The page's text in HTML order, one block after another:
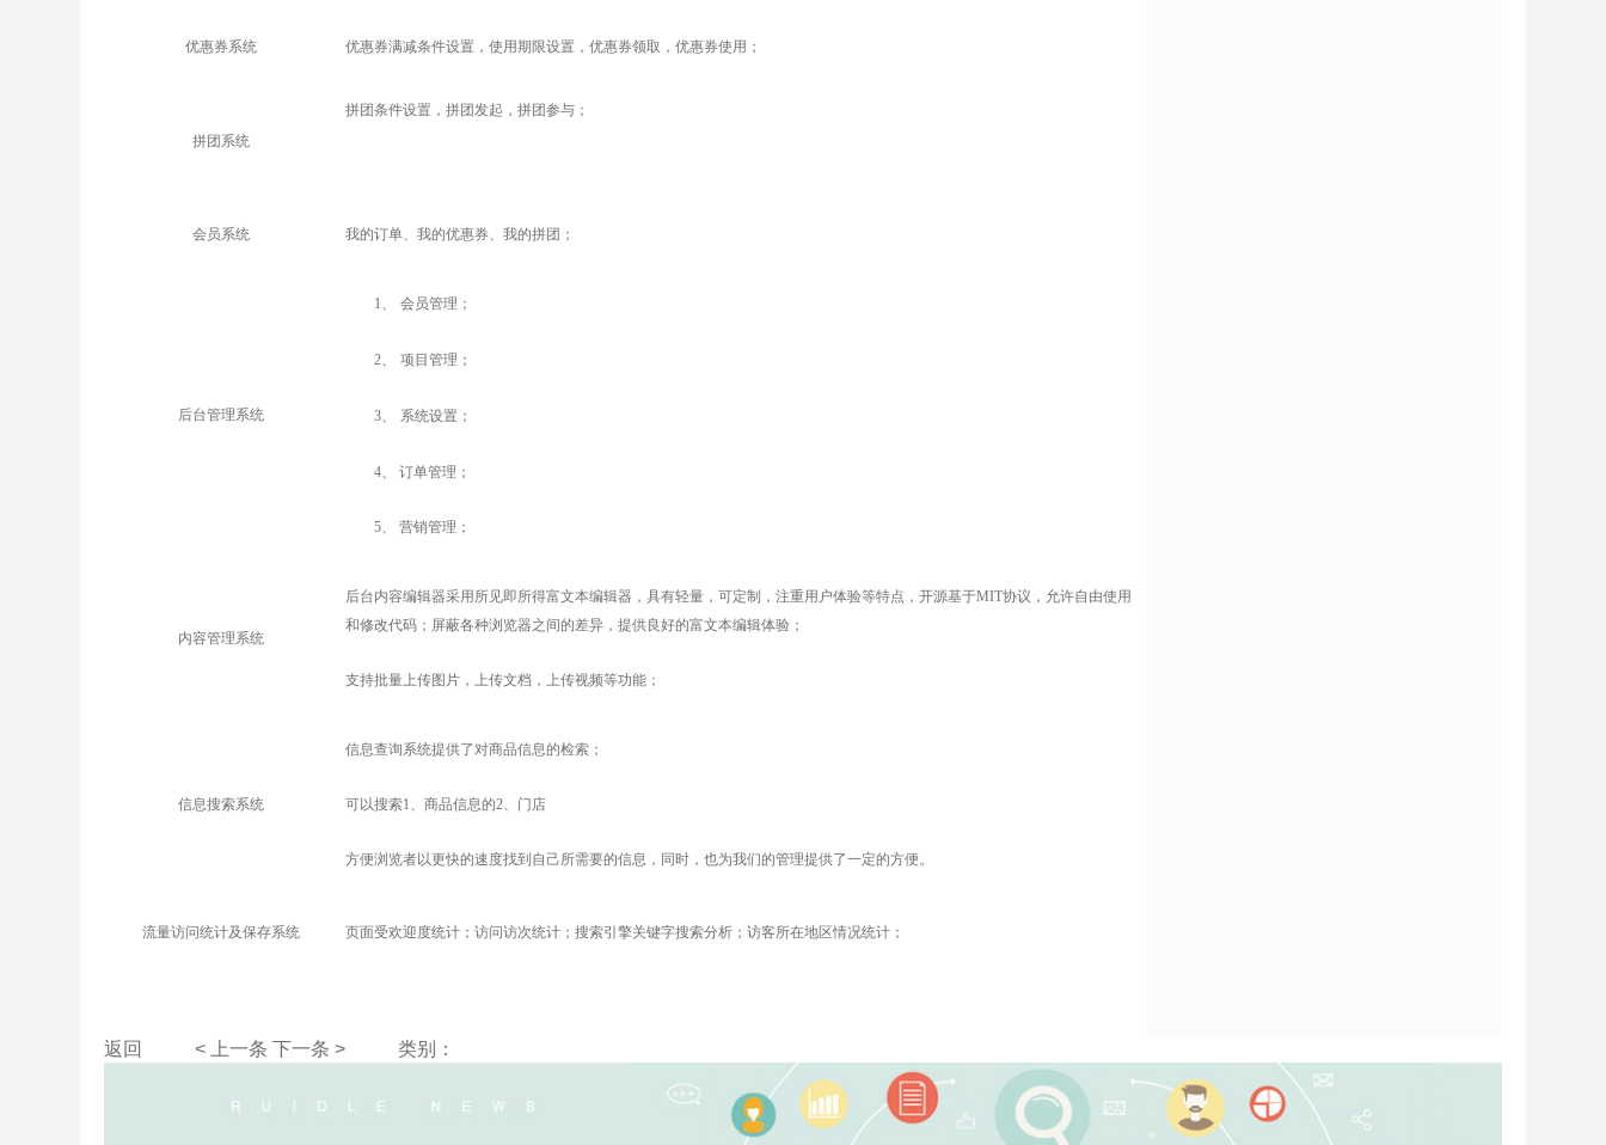
优惠券系统 优惠券满减条件设置，使用期限设置，优惠券领取，优惠券使用 ；
拼团系统
拼团条件设置，拼团发起，拼团参与；
会员系统 我的订单、我的优惠券、我的拼团；
后台管理系统
1、 会员管理；
2、 项目管理；
3、 系统设置；
4、 订单管理；
5、 营销管理；
内容管理系统
后台内容编辑器采用所见即所得富文本编辑器，具有轻量，可定制，注重用户体验等特点，开源基于MIT协议，允许自由使用
和修改代码；屏蔽各种浏览器之间的差异，提供良好的富文本编辑体验；
支持批量上传图片，上传文档，上传视频等功能；
信息搜索系统
信息查询系统提供了对商品信息的检索；
可以搜索1、商品信息的2、门店
方便浏览者以更快的速度找到自己所需要的信息，同时，也为我们的管理提供了一定的方便。
流量访问统计及保存系统 页面受欢迎度统计；访问访次统计；搜索引擎关键字搜索分析；访客所在地区情况统计；
返回 < 上一条 下一条 > 类别：